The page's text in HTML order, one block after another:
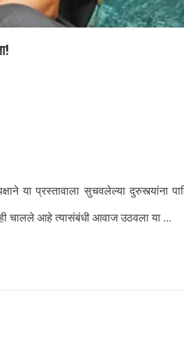
या प्रस्तावाला सुचवलेल्या दुरुस्त्यांना
चालले आहे त्यासंबंधी आवाज उठवला या …